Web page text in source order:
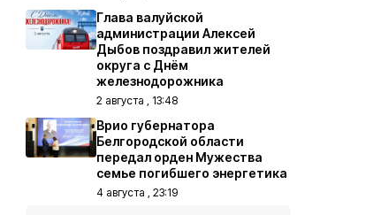
Глава валуйской
администрации Алексей
Дыбов поздравил жителей
округа с Днём
железнодорожника
2 августа , 13:48
Врио губернатора
Белгородской области
передал орден Мужества
семье погибшего энергетика
4 августа , 23:19